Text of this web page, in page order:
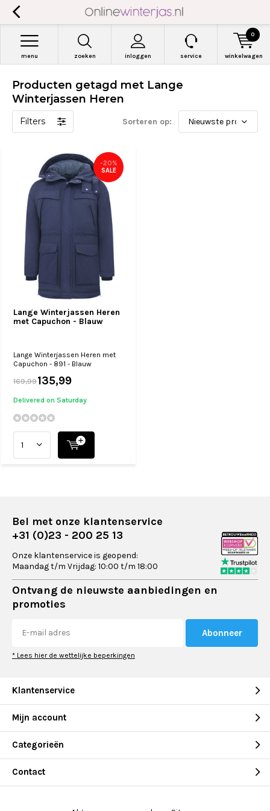
zoeken inloggen
menu service winkelwagen
0
Producten getagd met Lange
Winterjassen Heren
Filters Sorteren op:
Lange Winterjassen Heren
met Capuchon - Blauw
-20%
SALE
Lange Winterjassen Heren met
Capuchon - 891 - Blauw
169,99135,99
Delivered on Saturday
Bel met onze klantenservice
+31 (0)23 - 200 25 13
Onze klantenservice is geopend:
Maandag t/m Vrijdag: 10:00 t/m 18:00
Ontvang de nieuwste aanbiedingen en
promoties
Abonneer
* Lees hier de wettelijke beperkingen
Klantenservice
Mijn account
Categorieën
Contact